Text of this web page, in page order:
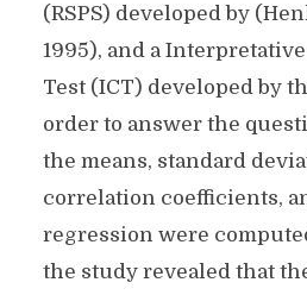
(RSPS) developed by
1995), and a
Test (ICT) developed by
order to answer the
the means, standard
correlation coefficients,
regression were
the study revealed that